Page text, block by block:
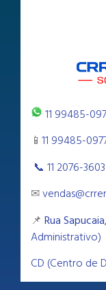
11 99485-
📱 11 99485-
📞 11 2076-3603
✉
📌 Rua
Administrativo)
CD (Centro de